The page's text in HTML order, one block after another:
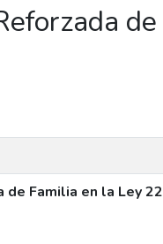
Familia en la Ley